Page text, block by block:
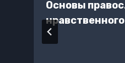
Основы